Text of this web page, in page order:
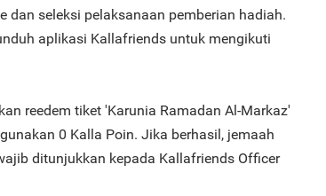
dan seleksi pelaksanaan pemberian hadiah.
aplikasi Kallafriends untuk mengikuti
reedem tiket 'Karunia Ramadan Al-Markaz'
0 Kalla Poin. Jika berhasil, jemaah
ditunjukkan kepada Kallafriends Officer